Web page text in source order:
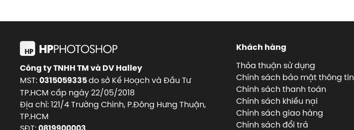
Công ty TNHH TM và DV Halley
MST:0315059335do sở Kế Hoạch và Đầu Tư
TP.HCM cấp ngày 22/05/2018
Địa chỉ: 121/4 Trường Chinh, P.Đông Hưng Thuận,
TP.HCM
Khách hàng
Thỏa thuận sử dụng
Chính sách bảo mật thông tin
Chính sách thanh toán
Chính sách khiếu nại
Chính sách giao hàng
Chính sách đổi trả